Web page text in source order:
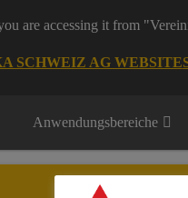
are accessing it from
SCHWEIZ AG WEBSITE
Anwendungsbereiche